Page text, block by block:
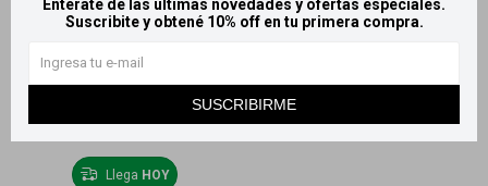
Entérate de las últimas novedades y ofertas especiales.
Suscribite y obtené 10% off en tu primera compra.
SUSCRIBIRME
Llega HOY